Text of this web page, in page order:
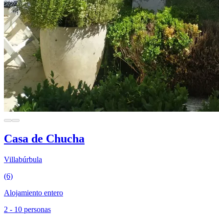
Casa de Chucha
Villabúrbula
(6)
Alojamiento entero
2 - 10 personas